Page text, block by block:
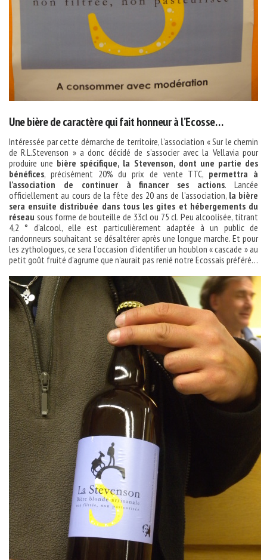
Une bière de caractère qui fait honneur à l’Ecosse…
Intéressée par cette démarche de territoire, l’association « Sur le chemin
de R.L.Stevenson » a donc décidé de s’associer avec la Vellavia pour
produire une bière spécifique, la Stevenson, dont une partie des
bénéfices, précisément 20% du prix de vente TTC, permettra à
l’association de continuer à financer ses actions. Lancée
officiellement au cours de la fête des 20 ans de l’association, la bière
sera ensuite distribuée dans tous les gites et hébergements du
réseau sous forme de bouteille de 33cl ou 75 cl. Peu alcoolisée, titrant
4,2 ° d’alcool, elle est particulièrement adaptée à un public de
randonneurs souhaitant se désaltérer après une longue marche. Et pour
les zythologues, ce sera l’occasion d’identifier un houblon « cascade » au
petit goût fruité d’agrume que n’aurait pas renié notre Ecossais préféré…